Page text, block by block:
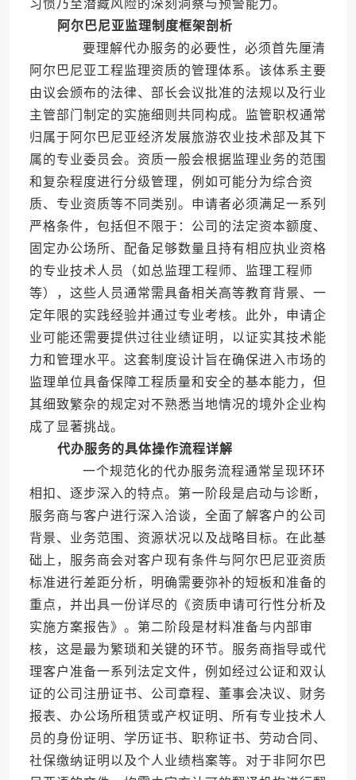
习惯乃至潜藏风险的深刻洞察与预警能力。
阿尔巴尼亚监理制度框架剖析
要理解代办服务的必要性，必须首先厘清
阿尔巴尼亚工程监理资质的管理体系。该体系主要
由议会颁布的法律、部长会议批准的法规以及行业
主管部门制定的实施细则共同构成。监管职权通常
归属于阿尔巴尼亚经济发展旅游农业技术部及其下
属的专业委员会。资质一般会根据监理业务的范围
和复杂程度进行分级管理，例如可能分为综合资
质、专业资质等不同类别。申请者必须满足一系列
严格条件，包括但不限于：公司的法定资本额度、
固定办公场所、配备足够数量且持有相应执业资格
的专业技术人员（如总监理工程师、监理工程师
等），这些人员通常需具备相关高等教育背景、一
定年限的实践经验并通过专业考核。此外，申请企
业可能还需要提供过往业绩证明，以证实其技术能
力和管理水平。这套制度设计旨在确保进入市场的
监理单位具备保障工程质量和安全的基本能力，但
其细致繁杂的规定对不熟悉当地情况的境外企业构
成了显著挑战。
代办服务的具体操作流程详解
一个规范化的代办服务流程通常呈现环环
相扣、逐步深入的特点。第一阶段是启动与诊断，
服务商与客户进行深入洽谈，全面了解客户的公司
背景、业务范围、资源状况以及战略目标。在此基
础上，服务商会对客户现有条件与阿尔巴尼亚资质
标准进行差距分析，明确需要弥补的短板和准备的
重点，并出具一份详尽的《资质申请可行性分析及
实施方案报告》。第二阶段是材料准备与内部审
核，这是最为繁琐和关键的环节。服务商指导或代
理客户准备一系列法定文件，例如经过公证和双认
证的公司注册证书、公司章程、董事会决议、财务
报表、办公场所租赁或产权证明、所有专业技术人
员的身份证明、学历证书、职称证书、劳动合同、
社保缴纳证明以及个人业绩档案等。对于非阿尔巴